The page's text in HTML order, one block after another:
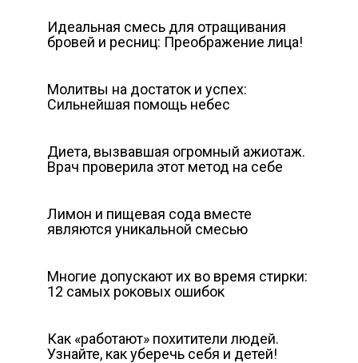
Идеальная смесь для отращивания
бровей и ресниц: Преображение лица!
Молитвы на достаток и успех:
Сильнейшая помощь небес
Диета, вызвавшая огромный ажиотаж.
Врач проверила этот метод на себе
Лимон и пищевая сода вместе
являются уникальной смесью
Многие допускают их во время стирки:
12 самых роковых ошибок
Как «работают» похитители людей.
Узнайте, как уберечь себя и детей!